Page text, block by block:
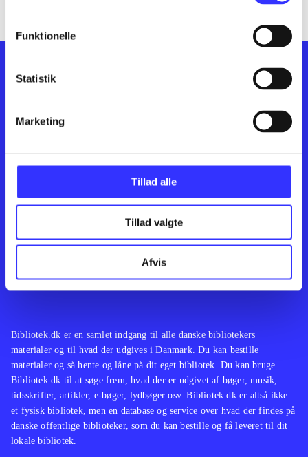
Funktionelle
Statistik
Marketing
Tillad alle
Tillad valgte
Afvis Feedback
Bibliotek.dk er en samlet indgang til alle danske bibliotekers
materialer og til hvad der udgives i Danmark. Du kan bestille
materialer og så hente og låne på dit eget bibliotek. Du kan bruge
Bibliotek.dk til at søge frem, hvad der er udgivet af bøger, musik,
tidsskrifter, artikler, e-bøger, lydbøger osv. Bibliotek.dk er altså ikke
et fysisk bibliotek, men en database og service over hvad der findes på
danske offentlige biblioteker, som du kan bestille og få leveret til dit
lokale bibliotek.
Kontakt os
English
Artikler
Film
Musik
Noder